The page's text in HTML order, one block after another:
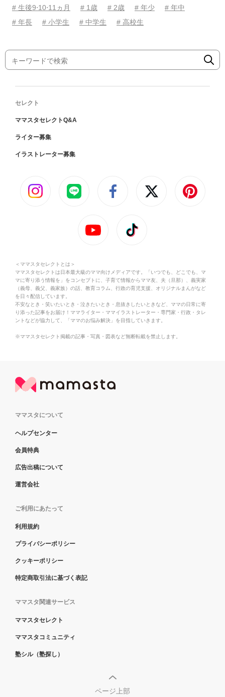
# 生後9⋅10⋅11ヵ月
# 1歳 # 2歳 # 年少
# 年中
# 年長
# 小学生 # 中学生 # 高校生
セレクト
ママスタセレクトQ&A
ライター募集
イラストレーター募集
＜ママスタセレクトとは＞
ママスタセレクトは日本最大級のママ向けメディアです。「いつでも、どこでも、マ
マに寄り添う情報を」をコンセプトに、子育て情報からママ友、夫（旦那）、義実家
（義母、義父、義家族）の話、教育コラム、行政の育児支援、オリジナルまんがなど
を日々配信しています。
不安なとき・笑いたいとき・泣きたいとき・息抜きしたいときなど、ママの日常に寄
り添った記事をお届け！ママライター・ママイラストレーター・専門家・行政・タレ
ントなどが協力して、「ママのお悩み解決」を目指していきます。
※ママスタセレクト掲載の記事・写真・図表など無断転載を禁止します。
ママスタについて
ヘルプセンター
会員特典
広告出稿について
運営会社
ご利用にあたって
利用規約
プライバシーポリシー
クッキーポリシー
特定商取引法に基づく表記
ママスタ関連サービス
ママスタセレクト
ママスタコミュニティ
塾シル（塾探し）
ページ上部